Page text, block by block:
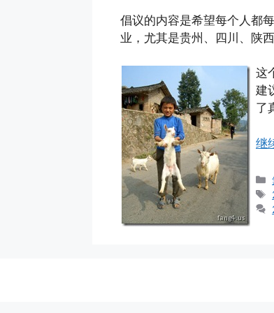
倡议的内容是希望每个人都
业，尤其是贵州、四川、陕
这
建
了
继